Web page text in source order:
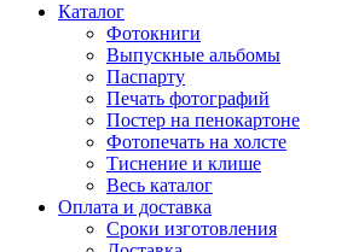
Каталог
Фотокниги
Выпускные альбомы
Паспарту
Печать фотографий
Постер на пенокартоне
Фотопечать на холсте
Тиснение и клише
Весь каталог
Оплата и доставка
Сроки изготовления